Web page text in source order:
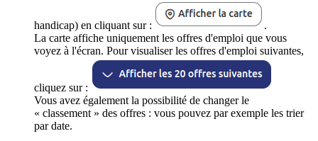
handicap) en cliquant sur :
.
La carte affiche uniquement les offres d'emploi que vous
voyez à l'écran. Pour visualiser les offres d'emploi suivantes,
cliquez sur :
Vous avez également la possibilité de changer le
« classement » des offres : vous pouvez par exemple les trier
par date.